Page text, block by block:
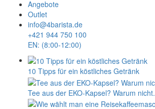
Angebote
Outlet
info@4barista.de
+421 944 750 100
EN: (8:00-12:00)
10 Tipps für ein köstliches Getränk
Tee aus der EKO-Kapsel? Warum nicht.